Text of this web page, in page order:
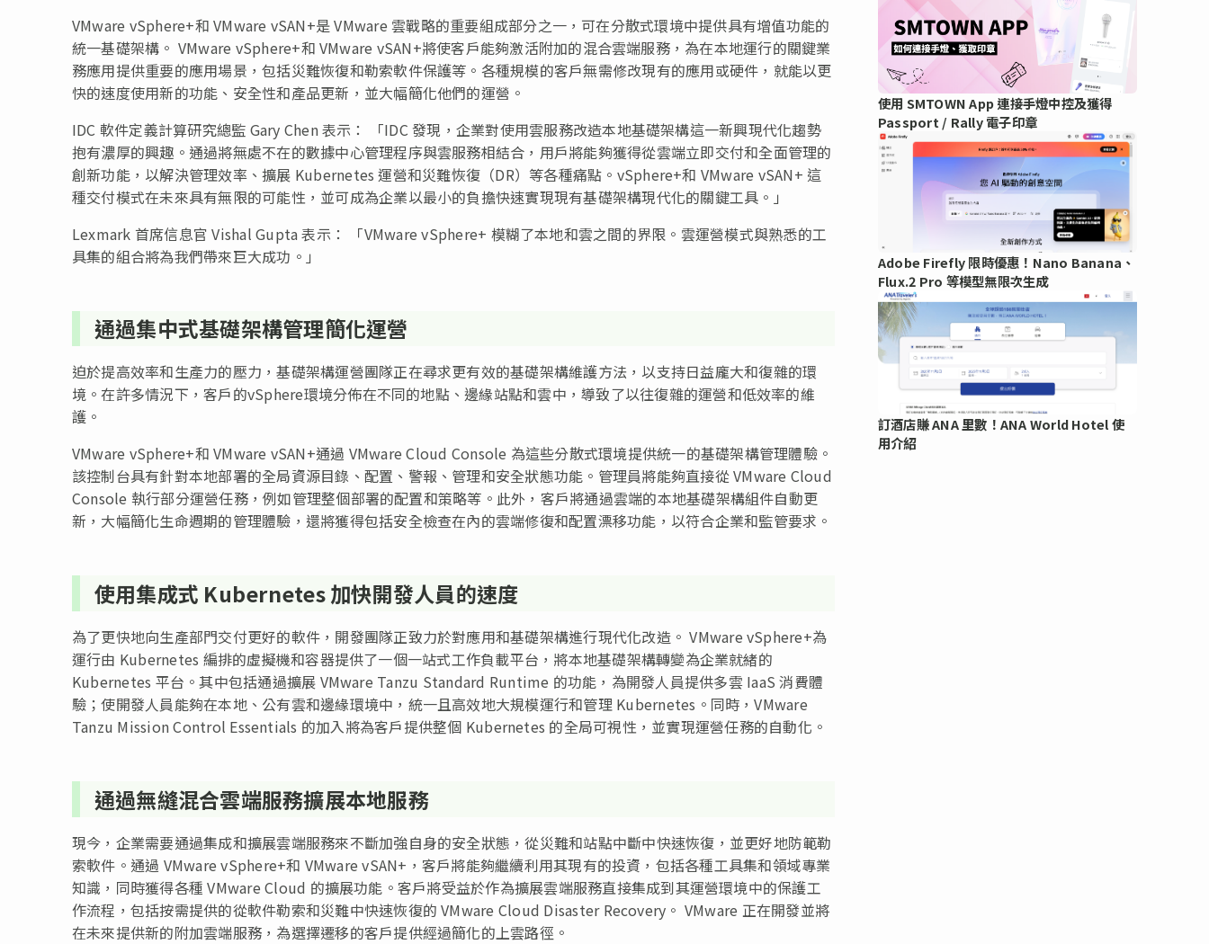
VMware vSphere+和 VMware vSAN+是 VMware 雲戰略的重要組成部分之一，可在分散式環境中提供具有增值功能的
統一基礎架構。 VMware vSphere+和 VMware vSAN+將使客戶能夠激活附加的混合雲端服務，為在本地運行的關鍵業
務應用提供重要的應用場景，包括災難恢復和勒索軟件保護等。各種規模的客戶無需修改現有的應用或硬件，就能以更
快的速度使用新的功能、安全性和產品更新，並大幅簡化他們的運營。
IDC 軟件定義計算研究總監 Gary Chen 表示： 「IDC 發現，企業對使用雲服務改造本地基礎架構這一新興現代化趨勢
抱有濃厚的興趣。通過將無處不在的數據中心管理程序與雲服務相結合，用戶將能夠獲得從雲端立即交付和全面管理的
創新功能，以解決管理效率、擴展 Kubernetes 運營和災難恢復（DR）等各種痛點。vSphere+和 VMware vSAN+ 這
種交付模式在未來具有無限的可能性，並可成為企業以最小的負擔快速實現現有基礎架構現代化的關鍵工具。」
Lexmark 首席信息官 Vishal Gupta 表示： 「VMware vSphere+ 模糊了本地和雲之間的界限。雲運營模式與熟悉的工
具集的組合將為我們帶來巨大成功。」
通過集中式基礎架構管理簡化運營
迫於提高效率和生產力的壓力，基礎架構運營團隊正在尋求更有效的基礎架構維護方法，以支持日益龐大和復雜的環
境。在許多情況下，客戶的vSphere環境分佈在不同的地點、邊緣站點和雲中，導致了以往復雜的運營和低效率的維
護。
VMware vSphere+和 VMware vSAN+通過 VMware Cloud Console 為這些分散式環境提供統一的基礎架構管理體驗。
該控制台具有針對本地部署的全局資源目錄、配置、警報、管理和安全狀態功能。管理員將能夠直接從 VMware Cloud
Console 執行部分運營任務，例如管理整個部署的配置和策略等。此外，客戶將通過雲端的本地基礎架構組件自動更
新，大幅簡化生命週期的管理體驗，還將獲得包括安全檢查在內的雲端修復和配置漂移功能，以符合企業和監管要求。
使用集成式 Kubernetes 加快開發人員的速度
為了更快地向生產部門交付更好的軟件，開發團隊正致力於對應用和基礎架構進行現代化改造。 VMware vSphere+為
運行由 Kubernetes 編排的虛擬機和容器提供了一個一站式工作負載平台，將本地基礎架構轉變為企業就緒的
Kubernetes 平台。其中包括通過擴展 VMware Tanzu Standard Runtime 的功能，為開發人員提供多雲 IaaS 消費體
驗；使開發人員能夠在本地、公有雲和邊緣環境中，統一且高效地大規模運行和管理 Kubernetes。同時，VMware
Tanzu Mission Control Essentials 的加入將為客戶提供整個 Kubernetes 的全局可視性，並實現運營任務的自動化。
通過無縫混合雲端服務擴展本地服務
現今，企業需要通過集成和擴展雲端服務來不斷加強自身的安全狀態，從災難和站點中斷中快速恢復，並更好地防範勒
索軟件。通過 VMware vSphere+和 VMware vSAN+，客戶將能夠繼續利用其現有的投資，包括各種工具集和領域專業
知識，同時獲得各種 VMware Cloud 的擴展功能。客戶將受益於作為擴展雲端服務直接集成到其運營環境中的保護工
作流程，包括按需提供的從軟件勒索和災難中快速恢復的 VMware Cloud Disaster Recovery。 VMware 正在開發並將
在未來提供新的附加雲端服務，為選擇遷移的客戶提供經過簡化的上雲路徑。
使用 SMTOWN App 連接手燈中控及獲得
Passport / Rally 電子印章
Adobe Firefly 限時優惠！Nano Banana、
Flux.2 Pro 等模型無限次生成
訂酒店賺 ANA 里數！ANA World Hotel 使
用介紹